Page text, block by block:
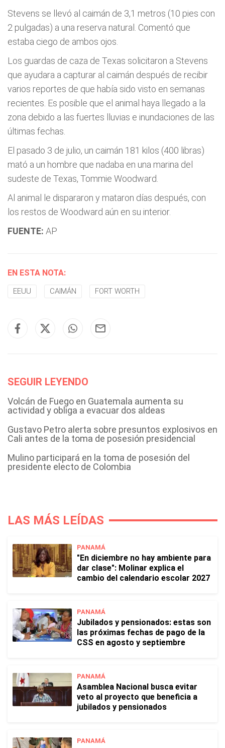
Stevens se llevó al caimán de 3,1 metros (10 pies con
2 pulgadas) a una reserva natural. Comentó que
estaba ciego de ambos ojos.
Los guardas de caza de Texas solicitaron a Stevens
que ayudara a capturar al caimán después de recibir
varios reportes de que había sido visto en semanas
recientes. Es posible que el animal haya llegado a la
zona debido a las fuertes lluvias e inundaciones de las
últimas fechas.
El pasado 3 de julio, un caimán 181 kilos (400 libras)
mató a un hombre que nadaba en una marina del
sudeste de Texas, Tommie Woodward.
Al animal le dispararon y mataron días después, con
los restos de Woodward aún en su interior.
FUENTE: AP
EN ESTA NOTA:
EEUU CAIMÁN FORT WORTH
SEGUIR LEYENDO
Volcán de Fuego en Guatemala aumenta su
actividad y obliga a evacuar dos aldeas
Gustavo Petro alerta sobre presuntos explosivos en
Cali antes de la toma de posesión presidencial
Mulino participará en la toma de posesión del
presidente electo de Colombia
LAS MÁS LEÍDAS
PANAMÁ
"En diciembre no hay ambiente para
dar clase": Molinar explica el
cambio del calendario escolar 2027
PANAMÁ
Jubilados y pensionados: estas son
las próximas fechas de pago de la
CSS en agosto y septiembre
PANAMÁ
Asamblea Nacional busca evitar
veto al proyecto que beneficia a
jubilados y pensionados
PANAMÁ